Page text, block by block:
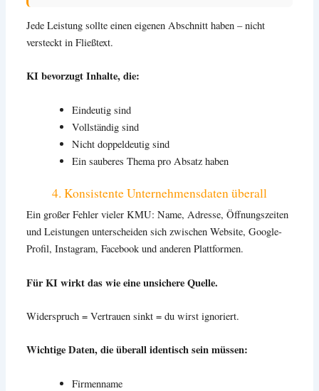
Jede Leistung sollte einen eigenen Abschnitt haben – nicht
versteckt in Fließtext.
KI bevorzugt Inhalte, die:
Eindeutig sind
Vollständig sind
Nicht doppeldeutig sind
Ein sauberes Thema pro Absatz haben
4. Konsistente Unternehmensdaten überall
Ein großer Fehler vieler KMU: Name, Adresse, Öffnungszeiten
und Leistungen unterscheiden sich zwischen Website, Google-
Profil, Instagram, Facebook und anderen Plattformen.
Für KI wirkt das wie eine unsichere Quelle.
Widerspruch = Vertrauen sinkt = du wirst ignoriert.
Wichtige Daten, die überall identisch sein müssen:
Firmenname